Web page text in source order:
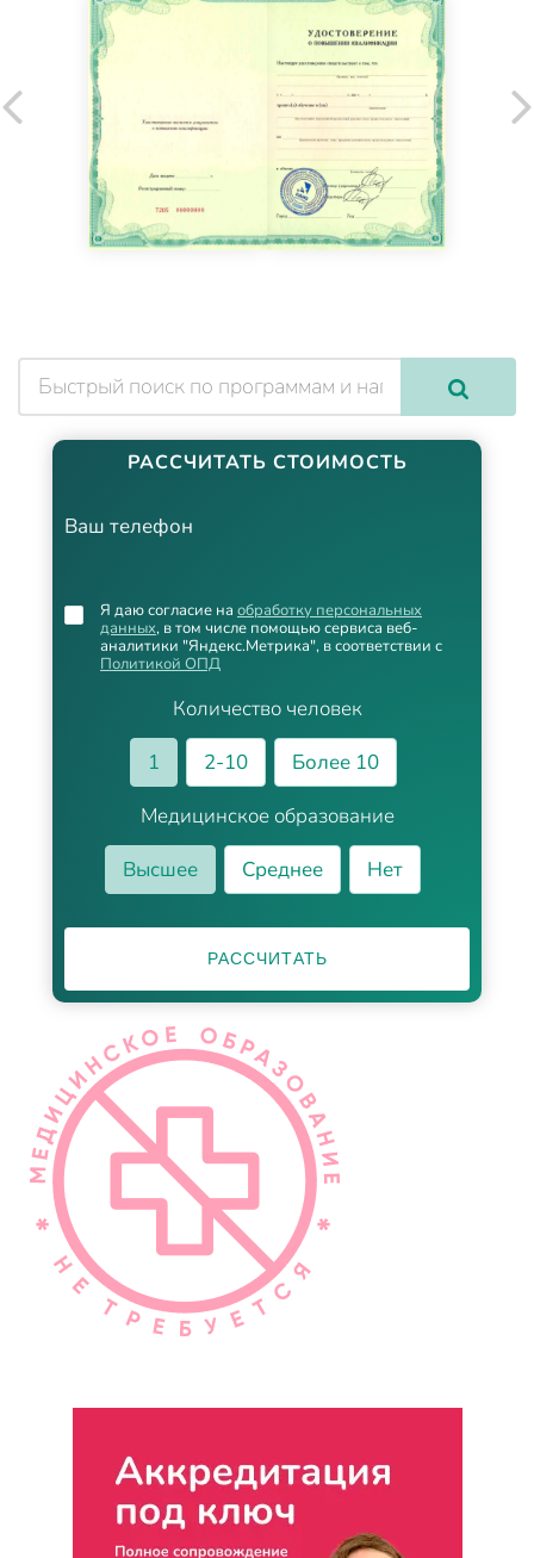
РАССЧИТАТЬ СТОИМОСТЬ
Ваш телефон
Количество человек
1
2-10
Более 10
Медицинское образование
Высшее
Среднее Нет
Я даю согласие на обработку персональных
данных, в том числе помощью сервиса веб-
аналитики "Яндекс.Метрика", в соответствии с
Политикой ОПД
РАССЧИТАТЬ